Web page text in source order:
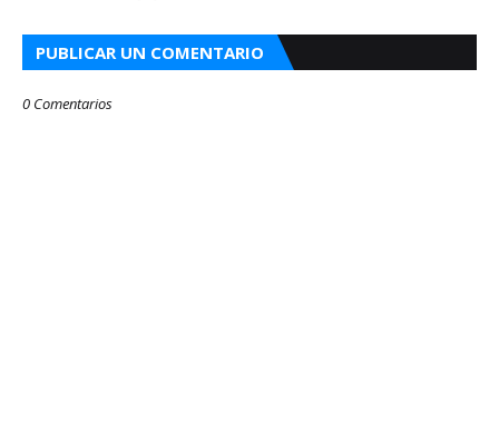
PUBLICAR UN COMENTARIO
0 Comentarios